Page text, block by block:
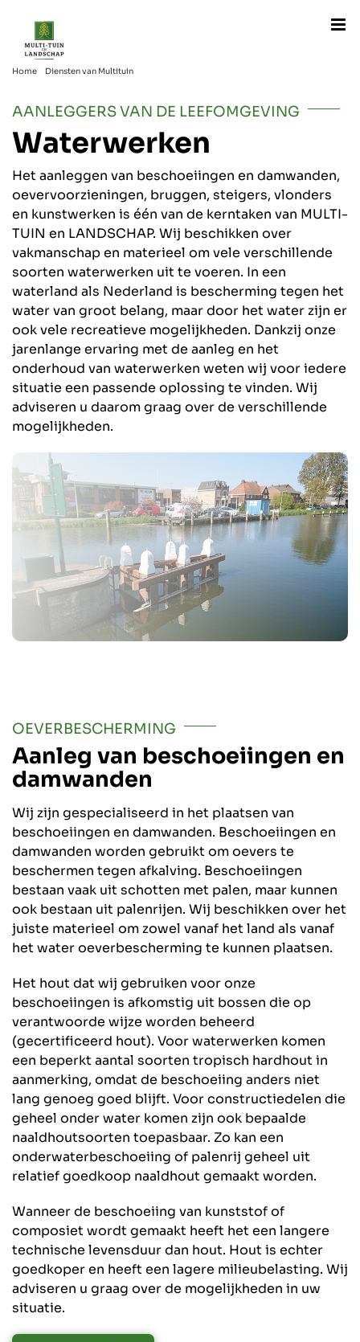
inhoud
Home Diensten van Multituin
AANLEGGERS VAN DE LEEFOMGEVING
Waterwerken
Het aanleggen van beschoeiingen en damwanden,
oevervoorzieningen, bruggen, steigers, vlonders
en kunstwerken is één van de kerntaken van MULTI-
TUIN en LANDSCHAP. Wij beschikken over
vakmanschap en materieel om vele verschillende
soorten waterwerken uit te voeren. In een
waterland als Nederland is bescherming tegen het
water van groot belang, maar door het water zijn er
ook vele recreatieve mogelijkheden. Dankzij onze
jarenlange ervaring met de aanleg en het
onderhoud van waterwerken weten wij voor iedere
situatie een passende oplossing te vinden. Wij
adviseren u daarom graag over de verschillende
mogelijkheden.
OEVERBESCHERMING
Aanleg van beschoeiingen en
damwanden
Wij zijn gespecialiseerd in het plaatsen van
beschoeiingen en damwanden. Beschoeiingen en
damwanden worden gebruikt om oevers te
beschermen tegen afkalving. Beschoeiingen
bestaan vaak uit schotten met palen, maar kunnen
ook bestaan uit palenrijen. Wij beschikken over het
juiste materieel om zowel vanaf het land als vanaf
het water oeverbescherming te kunnen plaatsen.
Het hout dat wij gebruiken voor onze
beschoeiingen is afkomstig uit bossen die op
verantwoorde wijze worden beheerd
(gecertificeerd hout). Voor waterwerken komen
een beperkt aantal soorten tropisch hardhout in
aanmerking, omdat de beschoeiing anders niet
lang genoeg goed blijft. Voor constructiedelen die
geheel onder water komen zijn ook bepaalde
naaldhoutsoorten toepasbaar. Zo kan een
onderwaterbeschoeiing of palenrij geheel uit
relatief goedkoop naaldhout gemaakt worden.
Wanneer de beschoeiing van kunststof of
composiet wordt gemaakt heeft het een langere
technische levensduur dan hout. Hout is echter
goedkoper en heeft een lagere milieubelasting. Wij
adviseren u graag over de mogelijkheden in uw
situatie.